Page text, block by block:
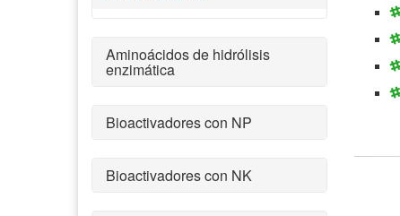
Aminoácidos de hidrólisis
enzimática
Bioactivadores con NP
Bioactivadores con NK